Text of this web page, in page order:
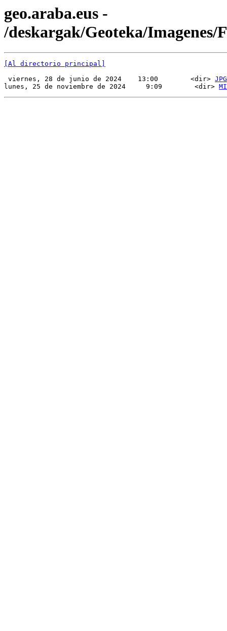
geo.araba.eus -
/deskargak/Geoteka/Imagenes/
[Al directorio principal]
viernes, 28 de junio de 2024    13:00        <dir> JPG
lunes, 25 de noviembre de 2024     9:09        <dir>